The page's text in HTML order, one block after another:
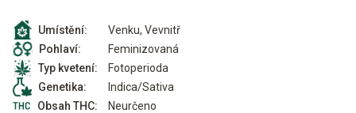
Umístění:
Venku, Vevnitř
Pohlaví:
Feminizovaná
Typ kvetení:
Fotoperioda
Genetika:
Indica/Sativa
Obsah THC:
Neurčeno